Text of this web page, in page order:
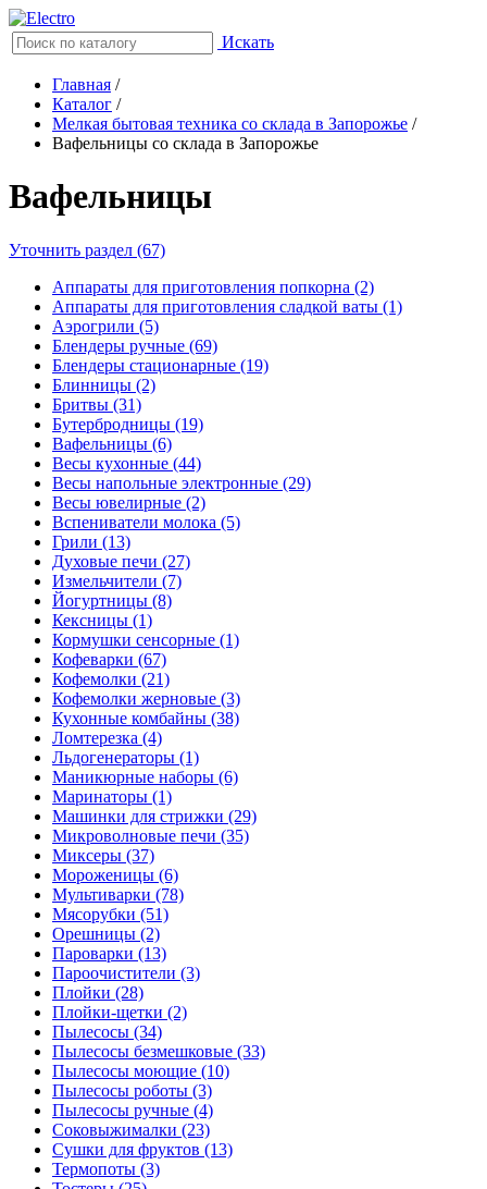
Искать
Главная /
Каталог /
Мелкая бытовая техника со склада в Запорожье /
Вафельницы со склада в Запорожье
Вафельницы
Уточнить раздел (67)
Аппараты для приготовления попкорна (2)
Аппараты для приготовления сладкой ваты (1)
Аэрогрили (5)
Блендеры ручные (69)
Блендеры стационарные (19)
Блинницы (2)
Бритвы (31)
Бутербродницы (19)
Вафельницы (6)
Весы кухонные (44)
Весы напольные электронные (29)
Весы ювелирные (2)
Вспениватели молока (5)
Грили (13)
Духовые печи (27)
Измельчители (7)
Йогуртницы (8)
Кексницы (1)
Кормушки сенсорные (1)
Кофеварки (67)
Кофемолки (21)
Кофемолки жерновые (3)
Кухонные комбайны (38)
Ломтерезка (4)
Льдогенераторы (1)
Маникюрные наборы (6)
Маринаторы (1)
Машинки для стрижки (29)
Микроволновые печи (35)
Миксеры (37)
Мороженицы (6)
Мультиварки (78)
Мясорубки (51)
Орешницы (2)
Пароварки (13)
Пароочистители (3)
Плойки (28)
Плойки-щетки (2)
Пылесосы (34)
Пылесосы безмешковые (33)
Пылесосы моющие (10)
Пылесосы роботы (3)
Пылесосы ручные (4)
Соковыжималки (23)
Сушки для фруктов (13)
Термопоты (3)